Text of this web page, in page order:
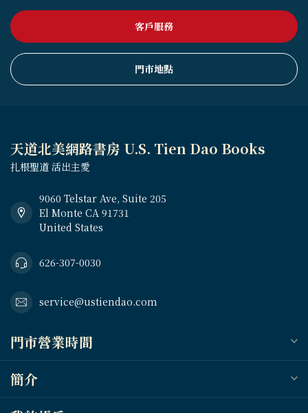
客戶服務
門市地點
天道北美網路書房 U.S. Tien Dao Books
扎根聖道 活出主愛
9060 Telstar Ave, Suite 205
El Monte CA 91731
United States
626-307-0030
service@ustiendao.com
門市營業時間
簡介